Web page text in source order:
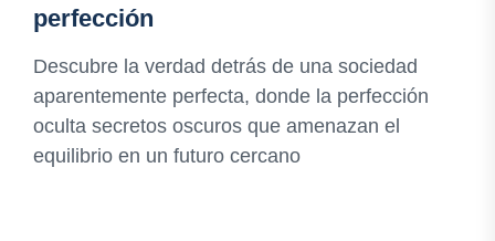
perfección
Descubre la verdad detrás de una sociedad
aparentemente perfecta, donde la perfección
oculta secretos oscuros que amenazan el
equilibrio en un futuro cercano